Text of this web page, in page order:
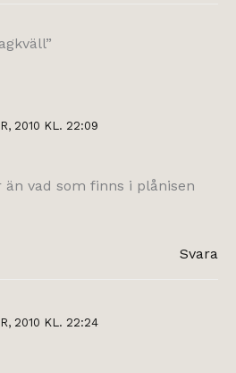
2010 KL. 22:09
vad som finns i plånisen
Svara
2010 KL. 22:24